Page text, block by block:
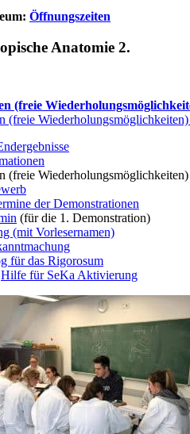
Öffnungszeiten
Anatomie 2.
(freie
(freie
(freie Wiederholungsmöglichkeiten)
der Demonstrationen
(für die 1. Demonstration)
(mit Vorlesernamen)
für das Rigorosum
Hilfe für SeKa Aktivierung